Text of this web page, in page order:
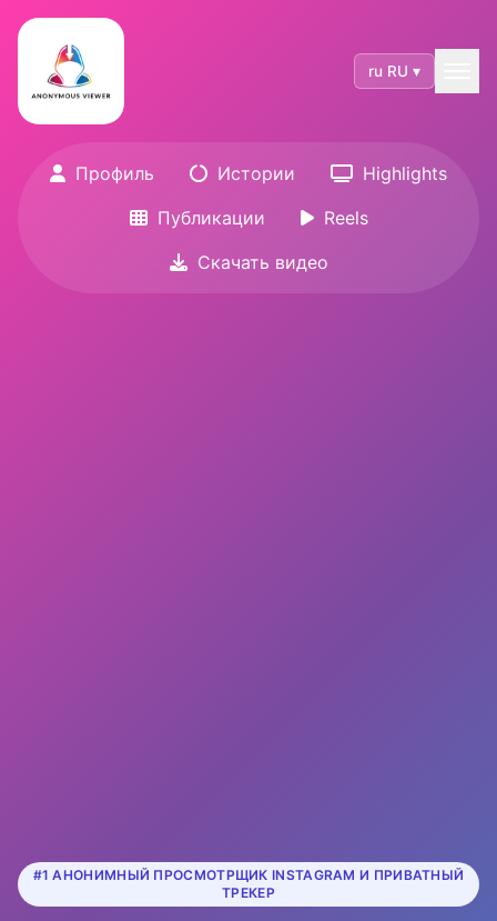
ru RU ▾
Профиль Истории
Highlights
Публикации
Reels
Скачать видео
#1 АНОНИМНЫЙ ПРОСМОТРЩИК INSTAGRAM И ПРИВАТНЫЙ
ТРЕКЕР